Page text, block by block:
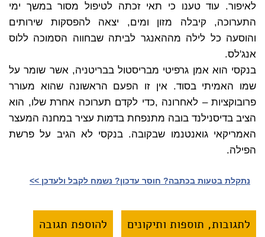
לאיפור. עוד טענו כי תאי זכתה לטיפול מסור במשך ימי
התערוכה, קיבלה מזון ומים, יצאה להפסקות שירותים
והוסעה כל לילה מההאנגר לביתה שבחווה הסמוכה ללוס
אנג'לס.
בנקסי הוא אמן גרפיטי מבריסטול בבריטניה, אשר שומר על
שמו האמיתי בסוד. אין זו הפעם הראשונה שהוא מעורר
פרובוקציות – לאחרונה ,כדי לקדם תערוכה אחרת שלו, הוא
הציב בדיסנילנד בובה מתנפחת בדמות עציר במחנה המעצר
האמריקאי גואנטנמו שבקובה. בנקסי לא הגיב על פרשת
הפילה.
נתקלת בטעות בכתבה? חוסר עדכון? נשמח לקבל ולעדכן >>‎
לתגובות, תוספות ותיקונים להוספת תגובה